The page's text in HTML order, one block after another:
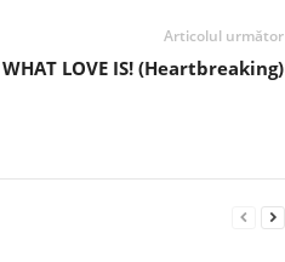
Articolul următor
WHAT LOVE IS! (Heartbreaking)